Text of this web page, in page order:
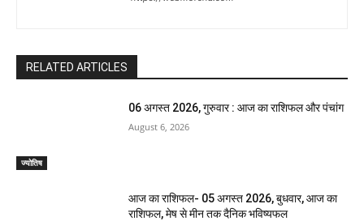
RELATED ARTICLES
ज्योतिष
06 अगस्त 2026, गुरुवार : आज का राशिफल और पंचांग
August 6, 2026
आज का राशिफल- 05 अगस्त 2026, बुधवार, आज का
राशिफल, मेष से मीन तक दैनिक भविष्यफल